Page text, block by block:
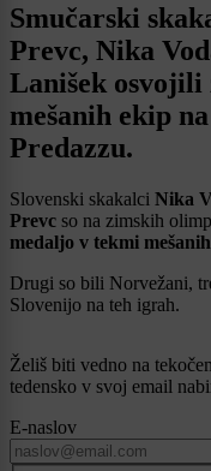
Smučarski
Prevc, Nika
Lanišek osvojili
mešanih ekip
Predazzu.
Slovenski skakalci Nika
Prevc so na zimskih
medaljo v tekmi
Drugi so bili Norvežani,
Slovenijo na teh igrah.
Želiš biti vedno na
tedensko v svoj email
E-naslov